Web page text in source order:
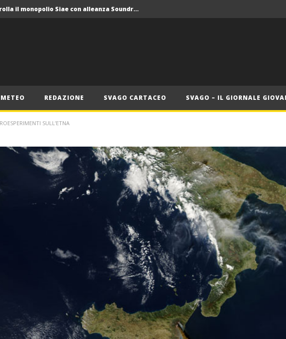
Crolla il monopolio Siae con alleanza Soundreef – LEA
Crolla il monopolio Siae con alleanza Soundreef – LEA
METEO REDAZIONE SVAGO CARTACEO SVAGO – IL GIORNALE
SULL’ETNA